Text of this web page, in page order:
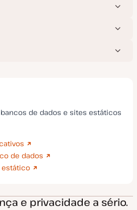
de dados e sites estáticos
de dados
estático
e privacidade a sério.